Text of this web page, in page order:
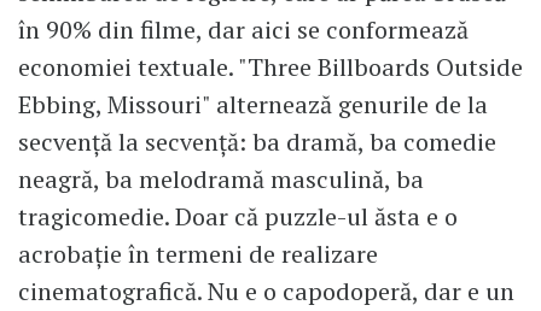
în 90% din filme, dar aici se conformează
economiei textuale. "Three Billboards Outside
Ebbing, Missouri" alternează genurile de la
secvență la secvență: ba dramă, ba comedie
neagră, ba melodramă masculină, ba
tragicomedie. Doar că puzzle-ul ăsta e o
acrobație în termeni de realizare
cinematografică. Nu e o capodoperă, dar e un